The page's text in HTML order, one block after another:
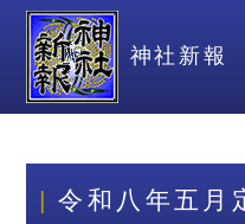
神社新報
令和八年五月